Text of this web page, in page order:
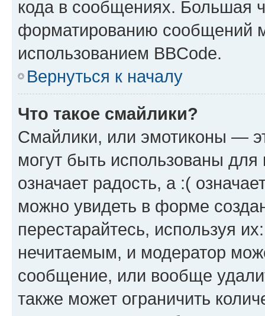
кода в сообщениях. Большая
форматированию сообщений
использованием BBCode.
Вернуться к началу
Что такое смайлики?
Смайлики, или эмотиконы —
могут быть использованы
означает радость, а :(
можно увидеть в форме
перестарайтесь, используя
нечитаемым, и модератор
сообщение, или вообще
также может ограничить